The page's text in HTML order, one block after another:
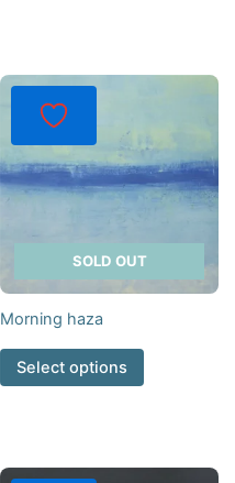
SOLD OUT
Morning haza
Select options